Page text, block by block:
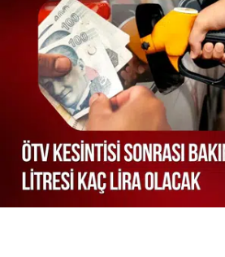
Burdur
Bursa
Çanakkale
Çankırı
Çorum
Denizli